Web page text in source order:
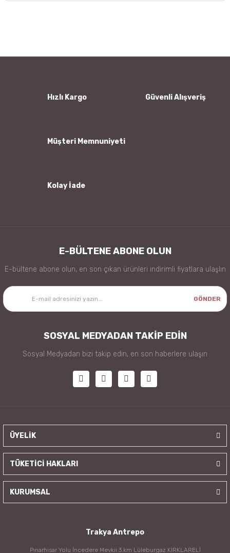
Ürün bilgilerinde hatalar bulunuyor.
Hızlı Kargo Güvenli Alışveriş
Müşteri Memnuniyeti
Kolay İade
E-BÜLTENE ABONE OLUN
E-bültene abone olun, en son çıkan ürünleri indirimli fiyatlara ulaşlın
GÖNDER
SOSYAL MEDYADAN TAKİP EDİN
Sosyal Medyadan bizi takip edin, en son haberlere ulaşın
ÜYELİK
TÜKETİCİ HAKLARI
KURUMSAL
Trakya Antrepo
Pınarhisar Yolu İncedere Mevkii 3.km Lüleburgaz KIRKLARELİ